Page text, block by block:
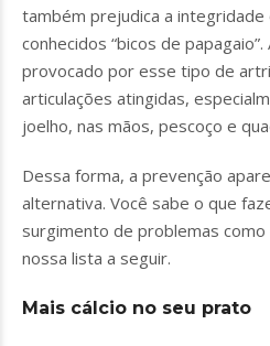
também prejudica a
conhecidos “bicos de
provocado por esse tipo de
articulações atingidas,
joelho, nas mãos, pescoço e
Dessa forma, a prevenção
alternativa. Você sabe o que
surgimento de problemas como
nossa lista a seguir.
Mais cálcio no seu prato